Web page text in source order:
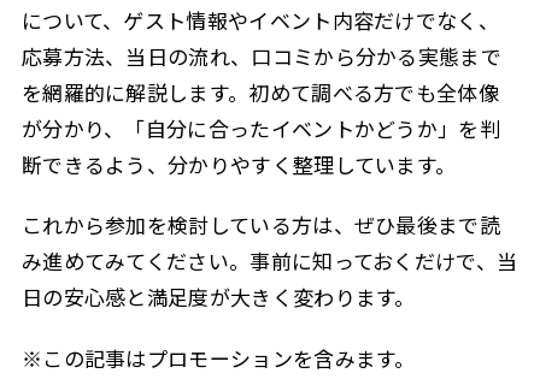
について、ゲスト情報やイベント内容だけでなく、
応募方法、当日の流れ、口コミから分かる実態まで
を網羅的に解説します。初めて調べる方でも全体像
が分かり、「自分に合ったイベントかどうか」を判
断できるよう、分かりやすく整理しています。
これから参加を検討している方は、ぜひ最後まで読
み進めてみてください。事前に知っておくだけで、当
日の安心感と満足度が大きく変わります。
※この記事はプロモーションを含みます。